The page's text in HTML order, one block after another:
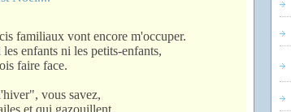
familiaux vont encore m'occuper.
enfants ni les petits-enfants,
faire face.
vous savez,
et qui gazouillent,